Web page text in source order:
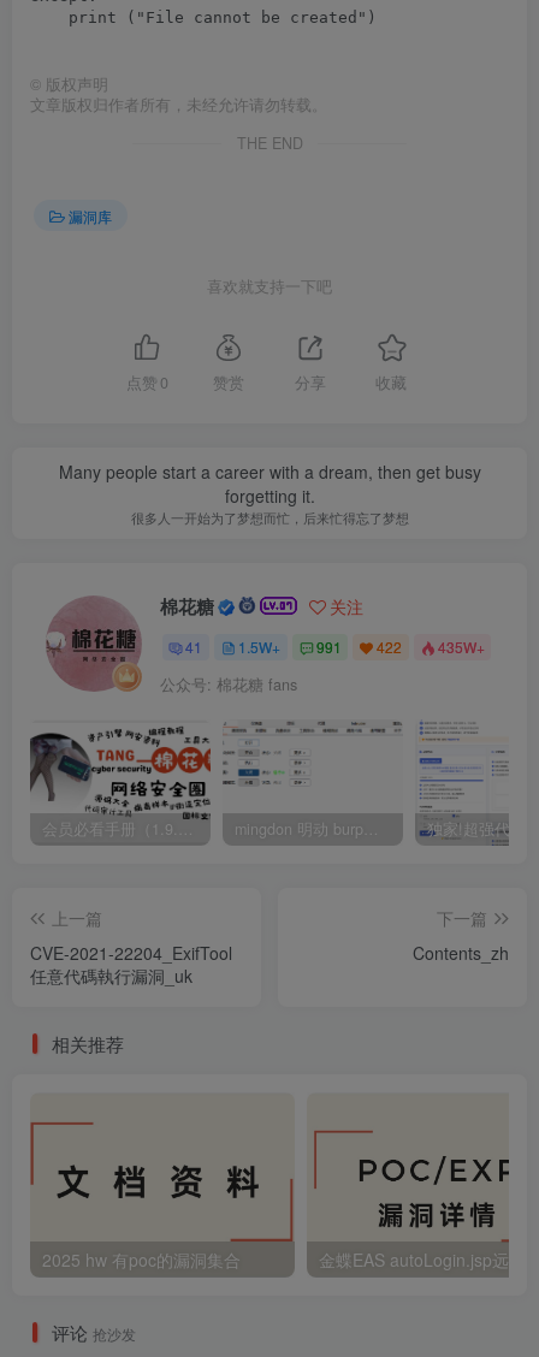
    print ("File cannot be created")
© 版权声明
文章版权归作者所有，未经允许请勿转载。
THE END
漏洞库
喜欢就支持一下吧
点赞 0 赞赏 分享 收藏
Many people start a career with a dream, then get busy
forgetting it.
很多人一开始为了梦想而忙，后来忙得忘了梦想
棉花糖 关注
41 1.5W+ 991 422 435W+
公众号: 棉花糖 fans
会员必看手册（1.9.0版本 26.4.5更新） mingdon 明动 burp插件0.2.6版本 本地时间校验去除版
上一篇
CVE-2021-22204_ExifTool
任意代碼執行漏洞_uk
下一篇
Contents_zh
相关推荐
2025 hw 有poc的漏洞集合
评论 抢沙发